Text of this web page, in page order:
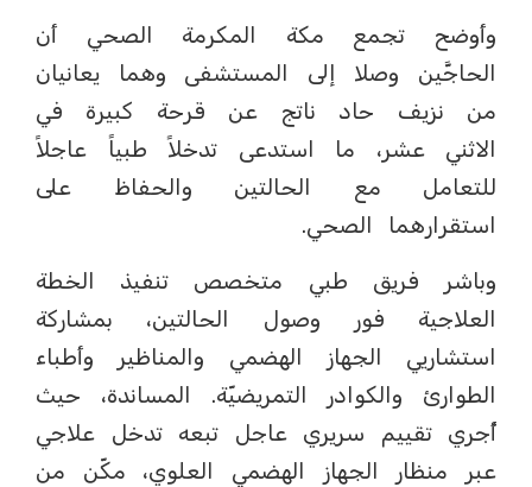
وأوضح تجمع مكة المكرمة الصحي أن
الحاجَّين وصلا إلى المستشفى وهما يعانيان
من نزيف حاد ناتج عن قرحة كبيرة في
الاثني عشر، ما استدعى تدخلاً طبياً عاجلاً
للتعامل مع الحالتين والحفاظ على
استقرارهما الصحي.
وباشر فريق طبي متخصص تنفيذ الخطة
العلاجية فور وصول الحالتين، بمشاركة
استشاريي الجهاز الهضمي والمناظير وأطباء
الطوارئ والكوادر التمريضيّة. المساندة، حيث
أُجري تقييم سريري عاجل تبعه تدخل علاجي
عبر منظار الجهاز الهضمي العلوي، مكّن من